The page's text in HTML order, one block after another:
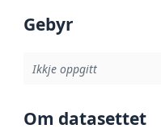
Gebyr
Ikkje oppgitt
Om datasettet